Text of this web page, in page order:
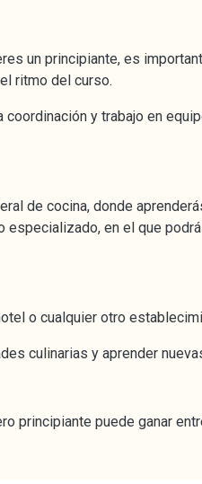
un principiante, es
ritmo del curso.
y trabajo en
de cocina, donde
especializado, en el que
o cualquier otro
culinarias y aprender
principiante puede ganar